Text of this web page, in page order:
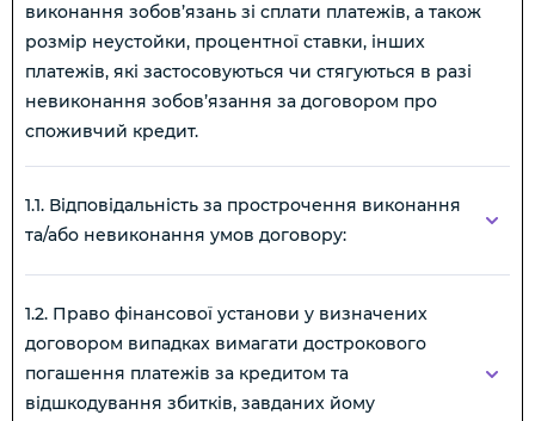
виконання зобов’язань зі сплати платежів, а також
розмір неустойки, процентної ставки, інших
платежів, які застосовуються чи стягуються в разі
невиконання зобов’язання за договором про
споживчий кредит.
1.1. Відповідальність за прострочення виконання
та/або невиконання умов договору:
1.2. Право фінансової установи у визначених
договором випадках вимагати дострокового
погашення платежів за кредитом та
відшкодування збитків, завданих йому